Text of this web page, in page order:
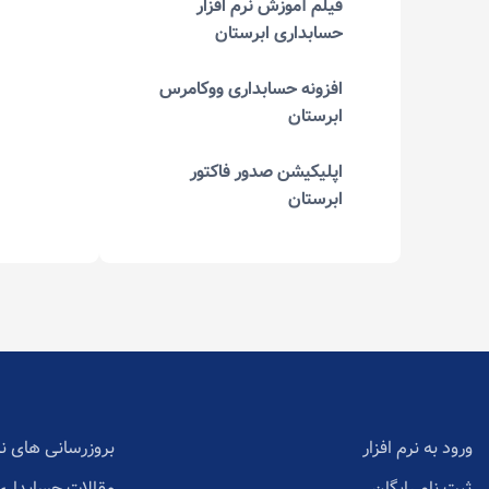
فیلم آموزش نرم افزار
حسابداری ابرستان
افزونه حسابداری ووکامرس
ابرستان
اپلیکیشن صدور فاکتور
ابرستان
ورود به نرم افزار
بروزرسانی های